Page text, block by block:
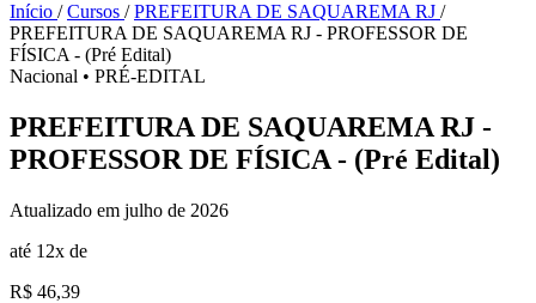
Início / Cursos / PREFEITURA DE SAQUAREMA RJ /
PREFEITURA DE SAQUAREMA RJ - PROFESSOR DE
FÍSICA - (Pré Edital)
Nacional • PRÉ-EDITAL
PREFEITURA DE SAQUAREMA RJ -
PROFESSOR DE FÍSICA - (Pré Edital)
Atualizado em julho de 2026
até 12x de
R$ 46,39